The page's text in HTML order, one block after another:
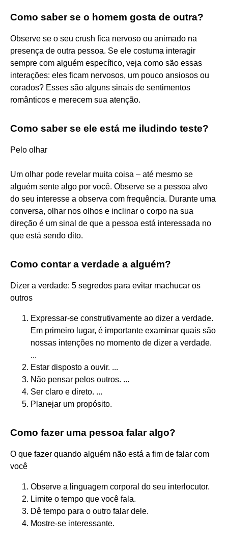
Como saber se o homem gosta de outra?
Observe se o seu crush fica nervoso ou animado na
presença de outra pessoa. Se ele costuma interagir
sempre com alguém específico, veja como são essas
interações: eles ficam nervosos, um pouco ansiosos ou
corados? Esses são alguns sinais de sentimentos
românticos e merecem sua atenção.
Como saber se ele está me iludindo teste?
Pelo olhar
Um olhar pode revelar muita coisa – até mesmo se
alguém sente algo por você. Observe se a pessoa alvo
do seu interesse a observa com frequência. Durante uma
conversa, olhar nos olhos e inclinar o corpo na sua
direção é um sinal de que a pessoa está interessada no
que está sendo dito.
Como contar a verdade a alguém?
Dizer a verdade: 5 segredos para evitar machucar os
outros
Expressar-se construtivamente ao dizer a verdade.
Em primeiro lugar, é importante examinar quais são
nossas intenções no momento de dizer a verdade.
...
Estar disposto a ouvir. ...
Não pensar pelos outros. ...
Ser claro e direto. ...
Planejar um propósito.
Como fazer uma pessoa falar algo?
O que fazer quando alguém não está a fim de falar com
você
Observe a linguagem corporal do seu interlocutor.
Limite o tempo que você fala.
Dê tempo para o outro falar dele.
Mostre-se interessante.